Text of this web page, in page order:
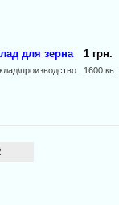
для зерна 1 грн.
, 1600